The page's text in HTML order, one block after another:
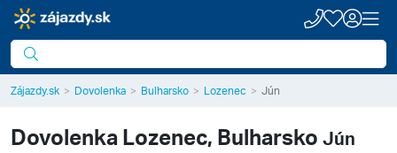
Zájazdy.sk Dovolenka Bulharsko Lozenec Jún
Dovolenka Lozenec, Bulharsko Jún